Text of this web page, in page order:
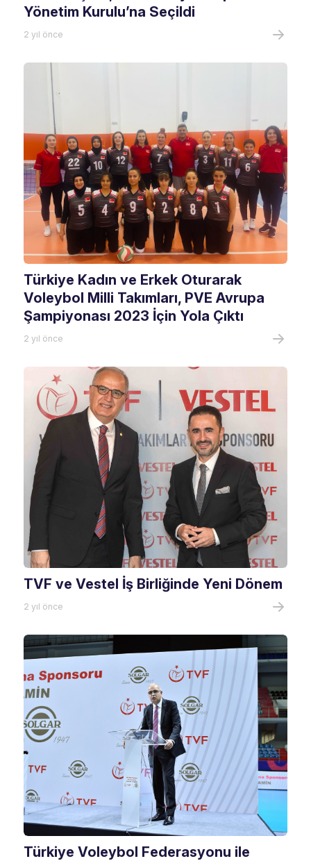
Yönetim Kurulu’na Seçildi
2 yıl önce
Türkiye Kadın ve Erkek Oturarak
Voleybol Milli Takımları, PVE Avrupa
Şampiyonası 2023 İçin Yola Çıktı
2 yıl önce
TVF ve Vestel İş Birliğinde Yeni Dönem
2 yıl önce
Türkiye Voleybol Federasyonu ile